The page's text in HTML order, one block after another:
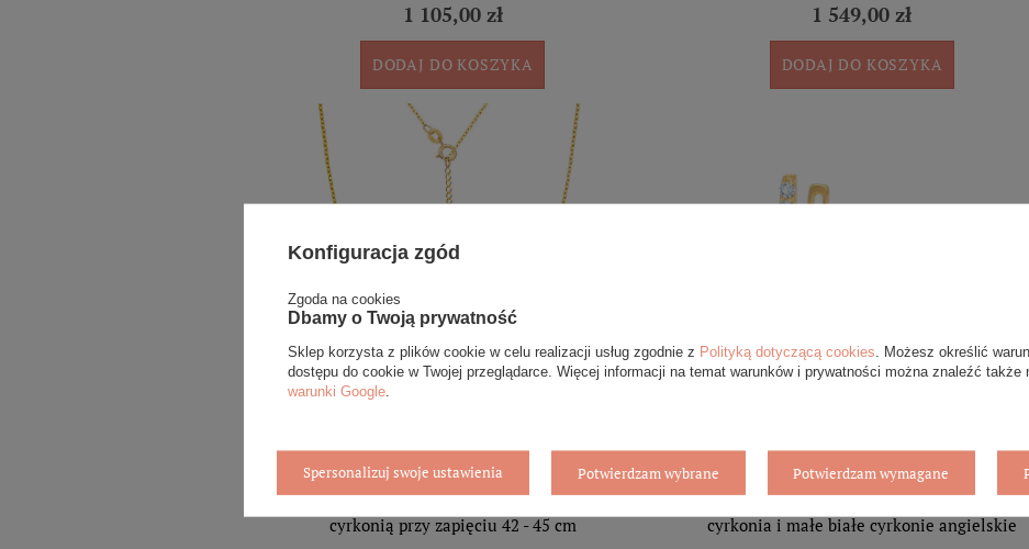
1 105,00 zł
DODAJ DO KOSZYKA
1 549,00 zł
DODAJ DO KOSZYKA
cyrkonią przy zapięciu 42 - 45 cm
cyrkonia i małe białe cyrkonie angielskie
Konfiguracja zgód
Zgoda na cookies
Dbamy o Twoją prywatność
Sklep korzysta z plików cookie w celu realizacji usług zgodnie z Polityką dotyczącą cookies . Możesz określić
dostępu do cookie w Twojej przeglądarce. Więcej informacji na temat warunków i prywatności można znaleźć także
warunki Google
Spersonalizuj swoje ustawienia Potwierdzam wybrane Potwierdzam wymagane